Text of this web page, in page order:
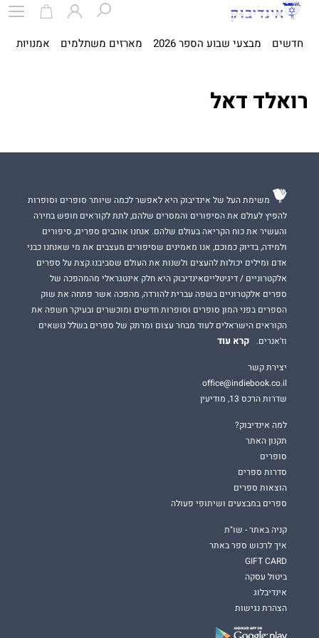
חדשים מבצעי שבוע הספר 2026 מארזים משתלמים אמנויות
רואלד דאל
משימת העל של אינדיבוק היא לאפשר לכמה שיותר סופרים וסופרות
להפיץ לעולם את הסיפורים והמסרים שלהם, לתת לקוראים חופש בחירה
והעשיר את כוח הקריאה בעולם שלהם. אנחנו אוהבים ספרים, סיפורים
ולמידה, בדיוק כמוכם, אנו מאמינים שסיפורים מעצבים את מי שאנחנו כבני
אדם ומילים יכולות להעצים ולשנות את העולם שסביבנו.קצת על ספרים
אלקטרוניים / דיגיטלייםאינדיבוק היא חלק אינטגראלי מהמהפכה של
ספרים אלקטרוניים בשפה עברית להורדה, מהפכה אשר פתחה את שוק
הספרים בפני המון סופרים וסופרות חדשים ומוכשרים ובעיקר חשפה את
הקוראים הישראלים לעוד מבחר עצום ומרתק של ספרים בשלל נושאים
וז'אנרים.
קרא עוד
יצירת קשר
office@indiebook.co.il
שדרות הרכס 13, מודיעין
למה אינדיבוק?
תקנון האתר
סופרים
סדרות ספרים
הוצאות ספרים
ספרים במבצעים ושיתופי פעולה
קניה באתר - שו"ת
איך לרכוש ספר באתר
GIFT CARD
ביטול עסקה
אינדיבלוג
הצהרת נגישות